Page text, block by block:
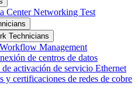
Center Networking Test
Technicians
Management
de centros de datos
de activación de servicio Ethernet
y certificaciones de redes de cobre